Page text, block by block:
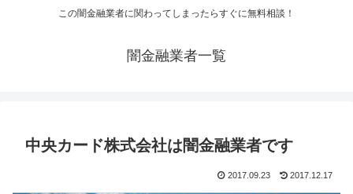
この闇金融業者に関わってしまったらすぐに無料相談！
闇金融業者一覧
中央カード株式会社は闇金融業者です
2017.09.23 2017.12.17